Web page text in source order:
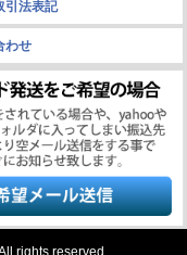
引法表記
わせ
rights reserved.